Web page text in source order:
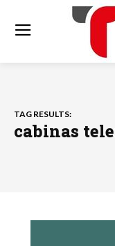
TAG RESULTS:
cabinas